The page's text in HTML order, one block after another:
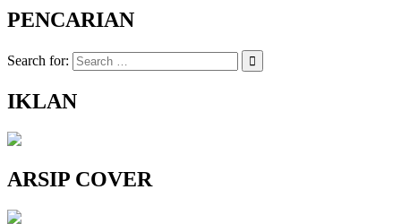
PENCARIAN
Search for:
IKLAN
ARSIP COVER